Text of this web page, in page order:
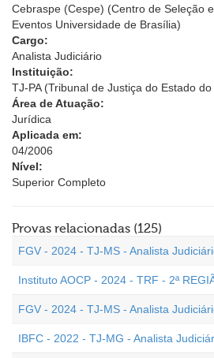
Cebraspe (Cespe) (Centro de Seleção
Eventos Universidade de Brasília)
Cargo:
Analista Judiciário
Instituição:
TJ-PA (Tribunal de Justiça do Estado do
Área de Atuação:
Jurídica
Aplicada em:
04/2006
Nível:
Superior Completo
Provas relacionadas (125)
FGV - 2024 - TJ-MS - Analista
Instituto AOCP - 2024 - TRF - 2ª
FGV - 2024 - TJ-MS - Analista
IBFC - 2022 - TJ-MG - Analista